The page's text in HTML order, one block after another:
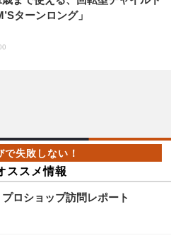
ターンロング」
ススメ情報
ロショップ訪問レポート